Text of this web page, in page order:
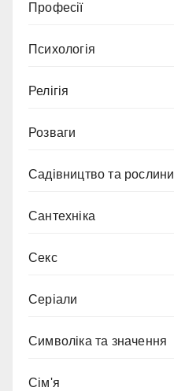
Професії
Психологія
Релігія
Розваги
Садівництво та рослини
Сантехніка
Секс
Серіали
Символіка та значення
Сім'я